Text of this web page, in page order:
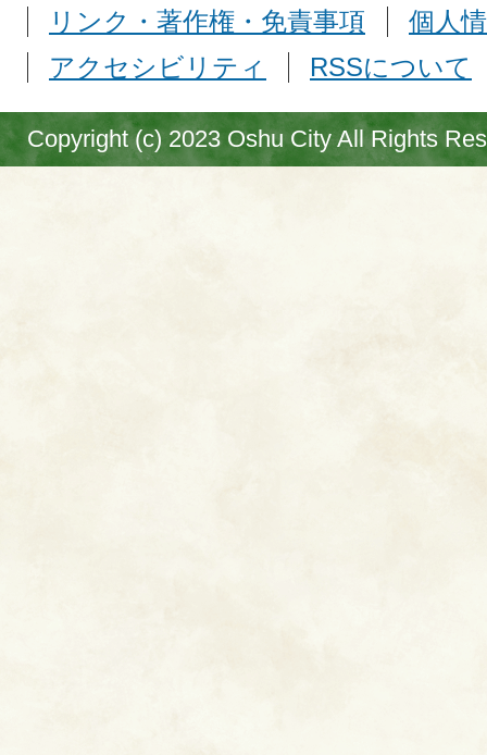
リンク・著作権・免責事項
個人
アクセシビリティ
RSSについて
Copyright (c) 2023 Oshu City All Rights